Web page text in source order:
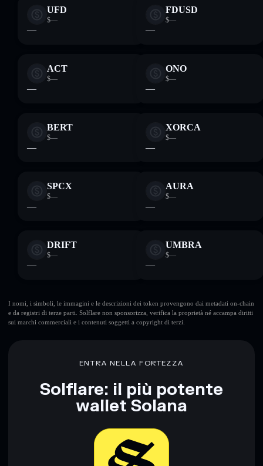
UFD
$—
—
FDUSD
$—
—
ACT
$—
—
ONO
$—
—
BERT
$—
—
XORCA
$—
—
SPCX
$—
—
AURA
$—
—
DRIFT
$—
—
UMBRA
$—
—
I nomi, i simboli, le immagini e le descrizioni dei token provengono dai metadati on-chain
e da registri di terze parti. Solflare non sponsorizza, verifica la proprietà né accampa diritti
sui marchi commerciali e i contenuti soggetti a copyright di terzi.
ENTRA NELLA FORTEZZA
Solflare: il più potente
wallet Solana